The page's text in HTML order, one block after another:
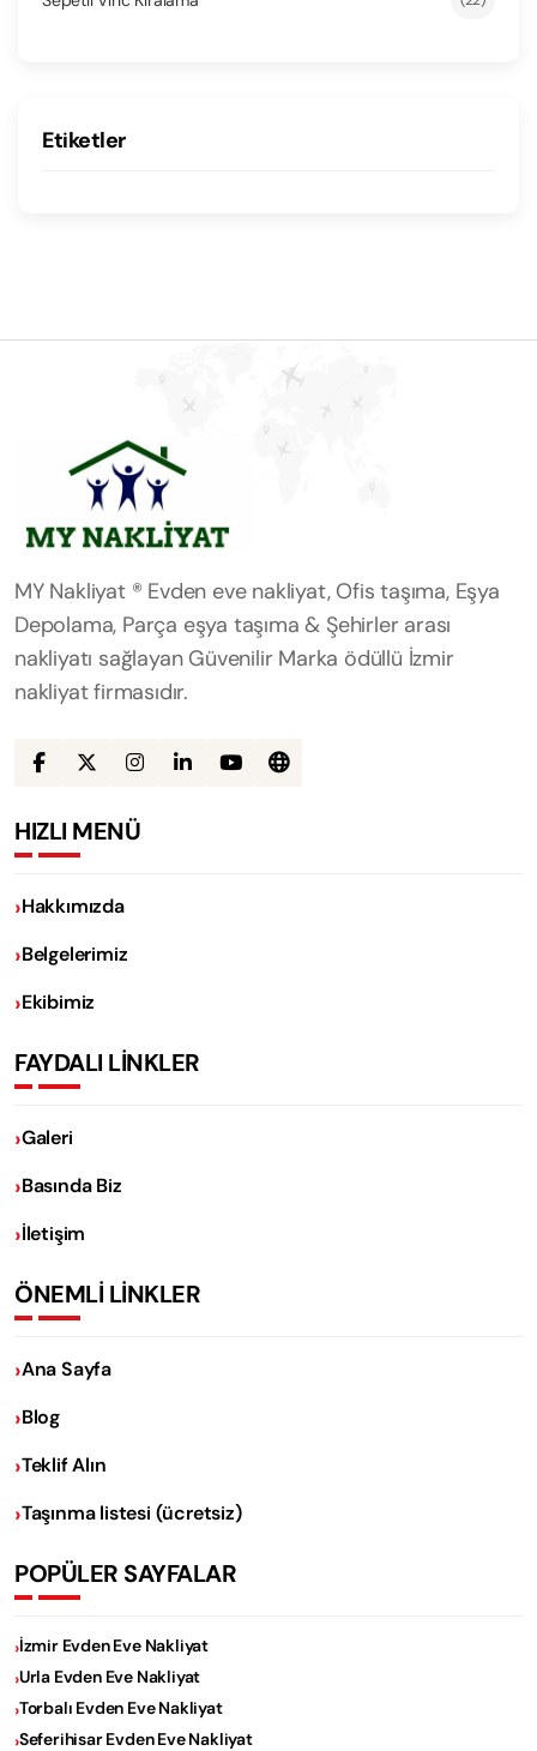
Etiketler
MY Nakliyat ® Evden eve nakliyat, Ofis taşıma, Eşya
Depolama, Parça eşya taşıma & Şehirler arası
nakliyatı sağlayan Güvenilir Marka ödüllü İzmir
nakliyat firmasıdır.
HIZLI MENÜ
Hakkımızda
Belgelerimiz
Ekibimiz
FAYDALI LİNKLER
Galeri
Basında Biz
İletişim
ÖNEMLİ LİNKLER
Ana Sayfa
Blog
Teklif Alın
Taşınma listesi (ücretsiz)
POPÜLER SAYFALAR
İzmir Evden Eve Nakliyat
Urla Evden Eve Nakliyat
Torbalı Evden Eve Nakliyat
Seferihisar Evden Eve Nakliyat